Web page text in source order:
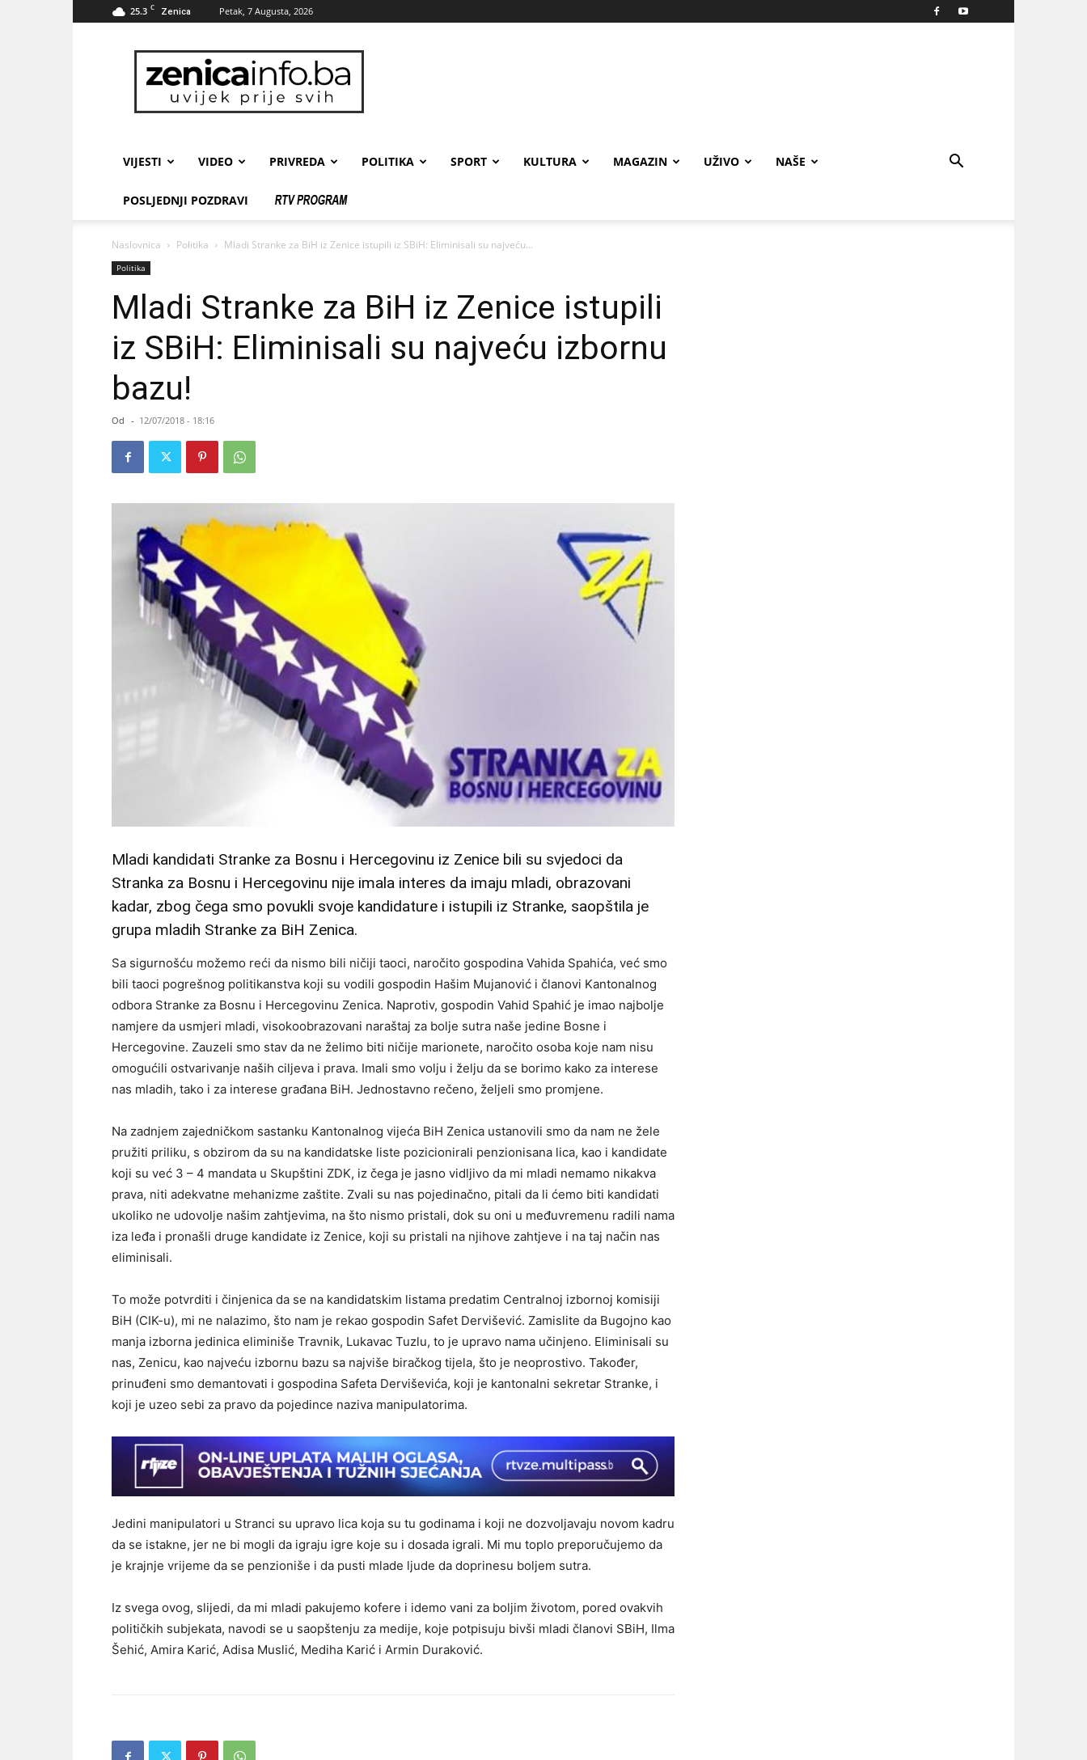
25.3 C Zenica Petak, 7 Augusta, 2026
zenicainfo.ba
VIJESTI VIDEO PRIVREDA POLITIKA SPORT KULTURA MAGAZIN UŽIVO NAŠE
POSLJEDNJI POZDRAVI
Naslovnica Politika Mladi Stranke za BiH iz Zenice istupili iz SBiH: Eliminisali su najveću...
Politika
Mladi Stranke za BiH iz Zenice istupili
iz SBiH: Eliminisali su najveću izbornu
bazu!
Od - 12/07/2018 - 18:16
Mladi kandidati Stranke za Bosnu i Hercegovinu iz Zenice bili su svjedoci da
Stranka za Bosnu i Hercegovinu nije imala interes da imaju mladi, obrazovani
kadar, zbog čega smo povukli svoje kandidature i istupili iz Stranke, saopštila je
grupa mladih Stranke za BiH Zenica.
Sa sigurnošću možemo reći da nismo bili ničiji taoci, naročito gospodina Vahida Spahića, već smo
bili taoci pogrešnog politikanstva koji su vodili gospodin Hašim Mujanović i članovi Kantonalnog
odbora Stranke za Bosnu i Hercegovinu Zenica. Naprotiv, gospodin Vahid Spahić je imao najbolje
namjere da usmjeri mladi, visokoobrazovani naraštaj za bolje sutra naše jedine Bosne i
Hercegovine. Zauzeli smo stav da ne želimo biti ničije marionete, naročito osoba koje nam nisu
omogućili ostvarivanje naših ciljeva i prava. Imali smo volju i želju da se borimo kako za interese
nas mladih, tako i za interese građana BiH. Jednostavno rečeno, željeli smo promjene.
Na zadnjem zajedničkom sastanku Kantonalnog vijeća BiH Zenica ustanovili smo da nam ne žele
pružiti priliku, s obzirom da su na kandidatske liste pozicionirali penzionisana lica, kao i kandidate
koji su već 3 – 4 mandata u Skupštini ZDK, iz čega je jasno vidljivo da mi mladi nemamo nikakva
prava, niti adekvatne mehanizme zaštite. Zvali su nas pojedinačno, pitali da li ćemo biti kandidati
ukoliko ne udovolje našim zahtjevima, na što nismo pristali, dok su oni u međuvremenu radili nama
iza leđa i pronašli druge kandidate iz Zenice, koji su pristali na njihove zahtjeve i na taj način nas
eliminisali.
To može potvrditi i činjenica da se na kandidatskim listama predatim Centralnoj izbornoj komisiji
BiH (CIK-u), mi ne nalazimo, što nam je rekao gospodin Safet Dervišević. Zamislite da Bugojno kao
manja izborna jedinica eliminiše Travnik, Lukavac Tuzlu, to je upravo nama učinjeno. Eliminisali su
nas, Zenicu, kao najveću izbornu bazu sa najviše biračkog tijela, što je neoprostivo. Također,
prinuđeni smo demantovati i gospodina Safeta Derviševića, koji je kantonalni sekretar Stranke, i
koji je uzeo sebi za pravo da pojedince naziva manipulatorima.
Jedini manipulatori u Stranci su upravo lica koja su tu godinama i koji ne dozvoljavaju novom kadru
da se istakne, jer ne bi mogli da igraju igre koje su i dosada igrali. Mi mu toplo preporučujemo da
je krajnje vrijeme da se penzioniše i da pusti mlade ljude da doprinesu boljem sutra.
Iz svega ovog, slijedi, da mi mladi pakujemo kofere i idemo vani za boljim životom, pored ovakvih
političkih subjekata, navodi se u saopštenju za medije, koje potpisuju bivši mladi članovi SBiH, Ilma
Šehić, Amira Karić, Adisa Muslić, Mediha Karić i Armin Duraković.